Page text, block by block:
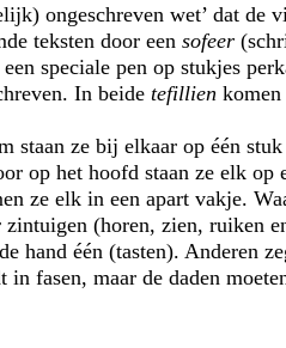
ongeschreven wet’ dat de
teksten door een sofeer
speciale pen op stukjes
In beide tefillien
staan ze bij elkaar op één stuk
op het hoofd staan ze elk op
ze elk in een apart vakje.
(horen, zien, ruiken
hand één (tasten). Anderen
in fasen, maar de daden